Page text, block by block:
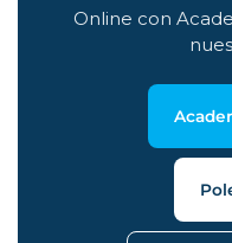
Online con